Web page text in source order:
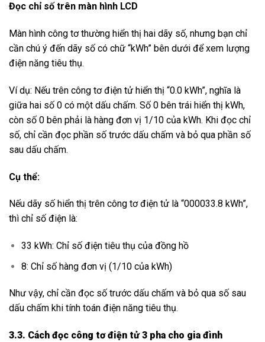
Đọc chỉ số trên màn hình LCD
Màn hình công tơ thường hiển thị hai dãy số, nhưng bạn chỉ
cần chú ý đến dãy số có chữ “kWh” bên dưới để xem lượng
điện năng tiêu thụ.
Ví dụ: Nếu trên công tơ điện tử hiển thị “0.0 kWh”, nghĩa là
giữa hai số 0 có một dấu chấm. Số 0 bên trái hiển thị kWh,
còn số 0 bên phải là hàng đơn vị 1/10 của kWh. Khi đọc chỉ
số, chỉ cần đọc phần số trước dấu chấm và bỏ qua phần số
sau dấu chấm.
Cụ thể:
Nếu dãy số hiển thị trên công tơ điện tử là “000033.8 kWh”,
thì chỉ số điện là:
33 kWh: Chỉ số điện tiêu thụ của đồng hồ
8: Chỉ số hàng đơn vị (1/10 của kWh)
Như vậy, chỉ cần đọc số trước dấu chấm và bỏ qua số sau
dấu chấm khi tính toán điện năng tiêu thụ.
3.3. Cách đọc công tơ điện tử 3 pha cho gia đình